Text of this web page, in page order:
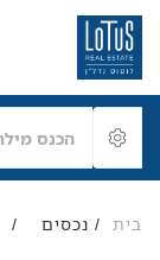
בית /
/